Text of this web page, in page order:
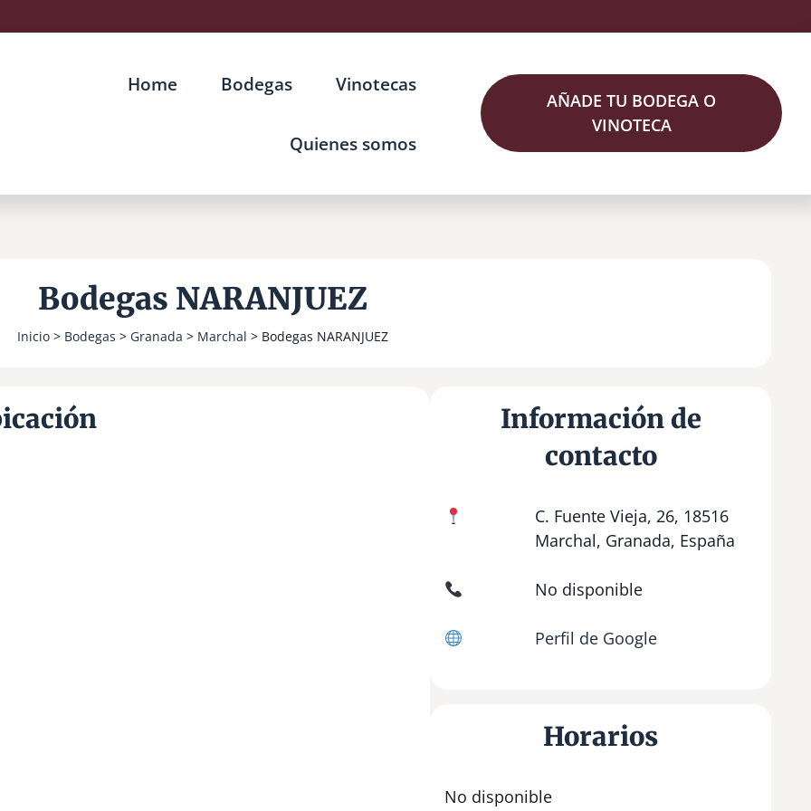
Home Bodegas Vinotecas
Quienes somos
AÑADE TU BODEGA O
VINOTECA
Bodegas NARANJUEZ
Inicio > Bodegas > Granada > Marchal > Bodegas NARANJUEZ
Información de
contacto
C. Fuente Vieja, 26, 18516
Marchal, Granada, España
No disponible
Perfil de Google
Horarios
No disponible